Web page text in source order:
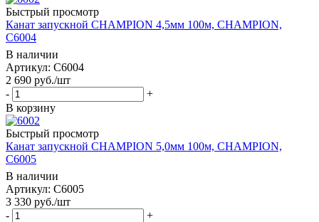
Быстрый просмотр
Канат запускной CHAMPION 4,5мм 100м, CHAMPION,
C6004
В наличии
Артикул: C6004
2 690 руб./шт
-
+
В корзину
Быстрый просмотр
Канат запускной CHAMPION 5,0мм 100м, CHAMPION,
C6005
В наличии
Артикул: C6005
3 330 руб./шт
-
+